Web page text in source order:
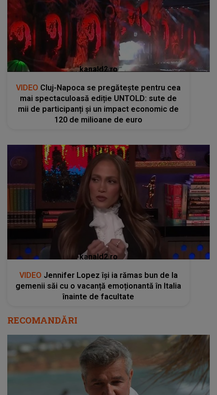
kanald2.ro
VIDEO Cluj-Napoca se pregătește pentru cea
mai spectaculoasă ediție UNTOLD: sute de
mii de participanți și un impact economic de
120 de milioane de euro
kanald2.ro
VIDEO Jennifer Lopez își ia rămas bun de la
gemenii săi cu o vacanță emoționantă în Italia
înainte de facultate
RECOMANDĂRI